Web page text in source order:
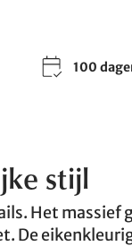
100
stijl
Het massief
De